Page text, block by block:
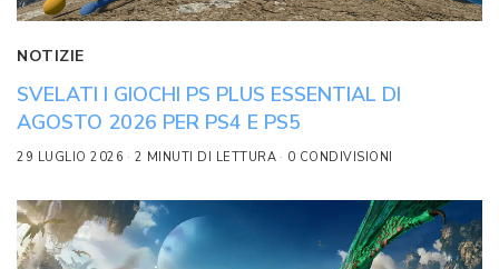
NOTIZIE
SVELATI I GIOCHI PS PLUS ESSENTIAL DI
AGOSTO 2026 PER PS4 E PS5
29 LUGLIO 2026 2 MINUTI DI LETTURA 0 CONDIVISIONI